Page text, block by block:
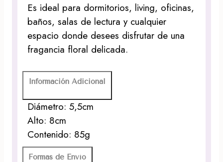
Es ideal para dormitorios, living, oficinas,
baños, salas de lectura y cualquier
espacio donde desees disfrutar de una
fragancia floral delicada.
Información Adicional
Diámetro: 5,5cm
Alto: 8cm
Contenido: 85g
Formas de Envío